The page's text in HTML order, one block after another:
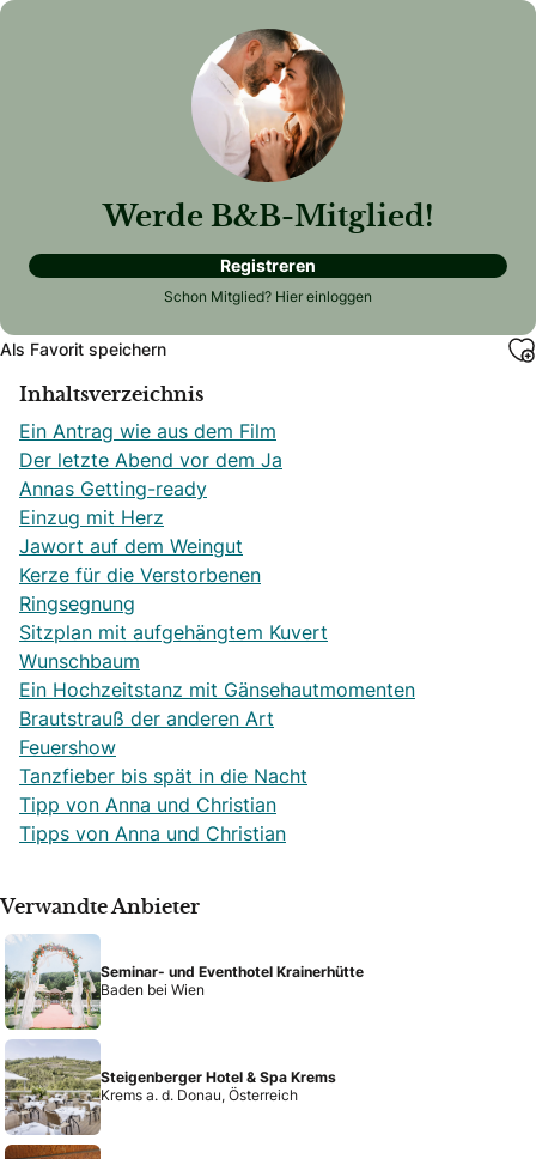
Werde B&B-Mitglied!
Registreren
Schon Mitglied? Hier einloggen
Als Favorit speichern
Inhaltsverzeichnis
Ein Antrag wie aus dem Film
Der letzte Abend vor dem Ja
Annas Getting-ready
Einzug mit Herz
Jawort auf dem Weingut
Kerze für die Verstorbenen
Ringsegnung
Sitzplan mit aufgehängtem Kuvert
Wunschbaum
Ein Hochzeitstanz mit Gänsehautmomenten
Brautstrauß der anderen Art
Feuershow
Tanzfieber bis spät in die Nacht
Tipp von Anna und Christian
Tipps von Anna und Christian
Verwandte Anbieter
Seminar- und Eventhotel Krainerhütte
Baden bei Wien
Steigenberger Hotel & Spa Krems
Krems a. d. Donau, Österreich